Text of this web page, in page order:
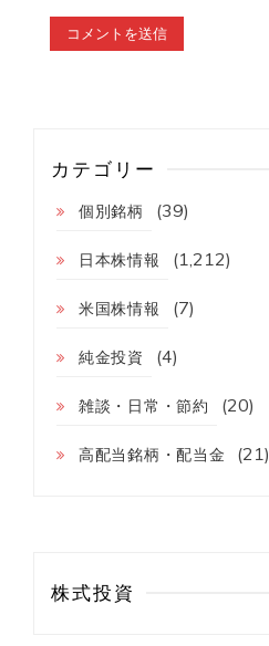
カテゴリー
個別銘柄 (39)
日本株情報 (1,212)
米国株情報 (7)
純金投資 (4)
雑談・日常・節約 (20)
高配当銘柄・配当金 (21)
株式投資